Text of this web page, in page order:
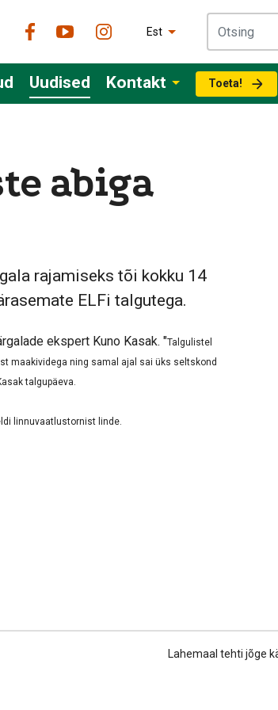
Est
Uudised Kontakt Toeta!
abiga
rajamiseks tõi kokku 14
ELFi talgutega.
ekspert Kuno Kasak. "Talgulistel
maakividega ning samal ajal sai üks seltskond
talgupäeva.
linnuvaatlustornist linde.
Lahemaal tehti jõge